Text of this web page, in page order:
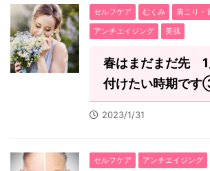
セルフケア むくみ
肩こり・
アンチエイジング
美肌
春はまだまだ先 1
付けたい時期で
2023/1/31
セルフケア アンチエイジング